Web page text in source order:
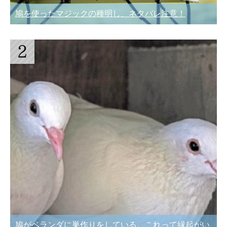
鳩を使ったマジックの種明し、ネタバレ注意！
鳩がベランダに巣作りをしている。これって縁起がい